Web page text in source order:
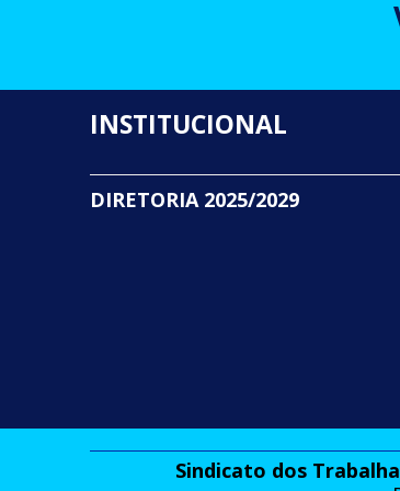
INSTITUCIONAL
DIRETORIA 2025/2029
Sindicato dos